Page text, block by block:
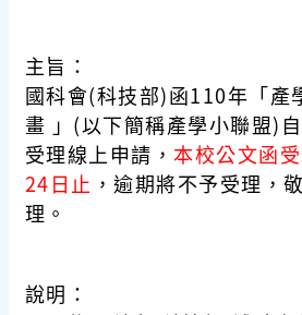
主旨：
國科會(科技部)函110年「產
畫 」(以下簡稱產學小聯盟)
受理線上申請， 本校公文函
24日止 ，逾期將不予受理，
理。
說明：